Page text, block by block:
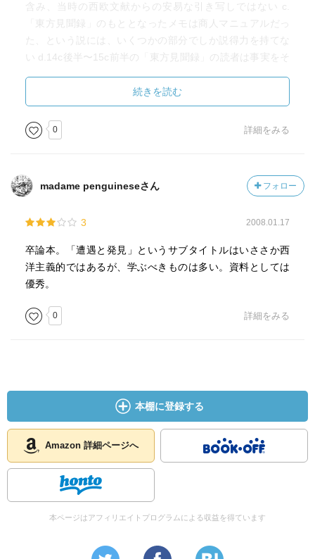
含み、当時の西欧文献からの安易な引き写しではない c.
「東方見聞録」のもととなったメモは商人マニュアルだっ
た、という説には、いくつかの部分でしか説得力を持てな
い d.14c後半〜15c前半の「東方見聞録」の読者は事実をそ
録」を東方の事物の百科全書とみなしていた。商品関係の
書き込みが多い。 …といったあたりが興味を惹かれたと
ころ。出版から20年以上たったが、マルコ・ポーロ学、
「東方見聞録」学はその後進展をみせたのだろうか。
続きを読む
0 詳細をみる
madame penguineseさん フォロー
3 2008.01.17
卒論本。「遭遇と発見」というサブタイトルはいささか西
洋主義的ではあるが、学ぶべきものは多い。資料としては
優秀。
0 詳細をみる
本棚に登録する
Amazon 詳細ページへ
本ページはアフィリエイトプログラムによる収益を得ています